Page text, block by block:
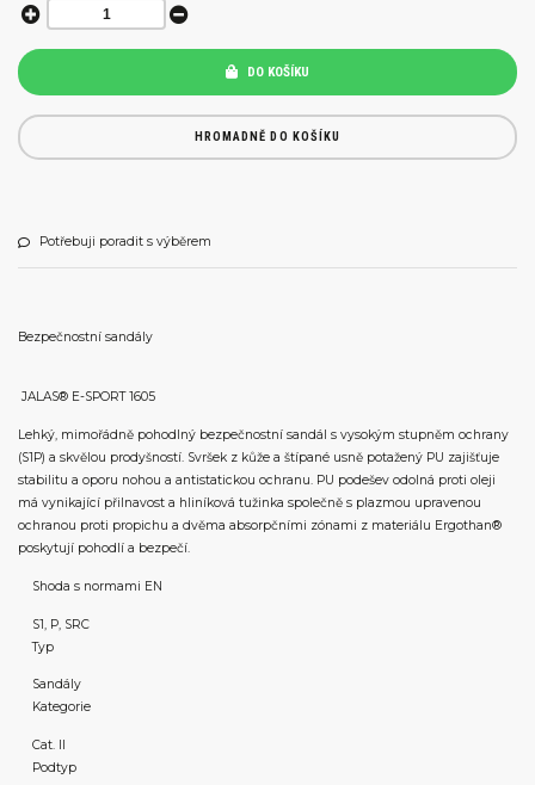
DO KOŠÍKU
HROMADNĚ DO KOŠÍKU
Potřebuji poradit s výběrem
Bezpečnostní sandály
JALAS® E-SPORT 1605
Lehký, mimořádně pohodlný bezpečnostní sandál s vysokým stupněm ochrany
(S1P) a skvělou prodyšností. Svršek z kůže a štípané usně potažený PU zajišťuje
stabilitu a oporu nohou a antistatickou ochranu. PU podešev odolná proti oleji
má vynikající přilnavost a hliníková tužinka společně s plazmou upravenou
ochranou proti propichu a dvěma absorpčními zónami z materiálu Ergothan®
poskytují pohodlí a bezpečí.
Shoda s normami EN
S1, P, SRC
Typ
Sandály
Kategorie
Cat. II
Podtyp